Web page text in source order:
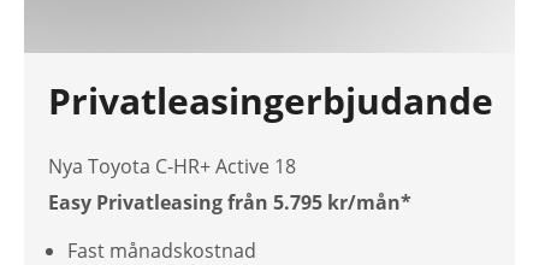
Privatleasingerbjudande
Nya Toyota C-HR+ Active 18
Easy Privatleasing från 5.795 kr/mån*
Fast månadskostnad